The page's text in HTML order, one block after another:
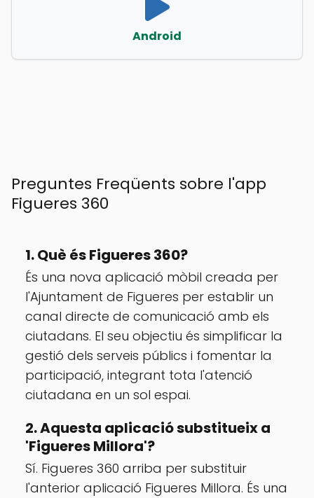
Android
Preguntes Freqüents sobre l'app
Figueres 360
1. Què és Figueres 360?
És una nova aplicació mòbil creada per
l'Ajuntament de Figueres per establir un
canal directe de comunicació amb els
ciutadans. El seu objectiu és simplificar la
gestió dels serveis públics i fomentar la
participació, integrant tota l'atenció
ciutadana en un sol espai.
2. Aquesta aplicació substitueix a
'Figueres Millora'?
Sí. Figueres 360 arriba per substituir
l'anterior aplicació Figueres Millora. És una